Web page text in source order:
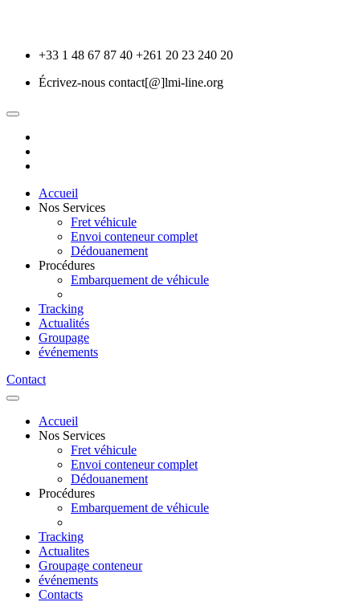
+33 1 48 67 87 40 +261 20 23 240 20
Écrivez-nous contact[@]lmi-line.org
Accueil
Nos Services
Fret véhicule
Envoi conteneur complet
Dédouanement
Procédures
Embarquement de véhicule
Tracking
Actualités
Groupage
événements
Contact
Accueil
Nos Services
Fret véhicule
Envoi conteneur complet
Dédouanement
Procédures
Embarquement de véhicule
Tracking
Actualites
Groupage conteneur
événements
Contacts